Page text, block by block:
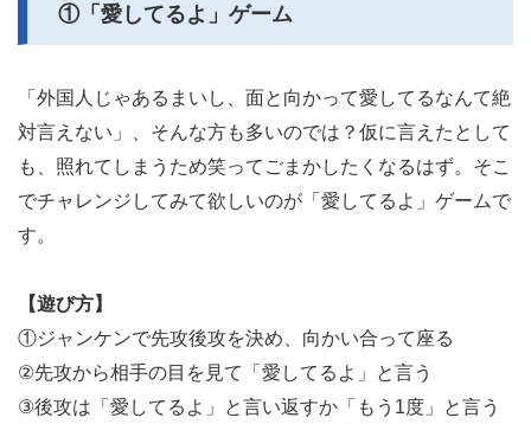
①「愛してるよ」ゲーム
「外国人じゃあるまいし、面と向かって愛してるなんて絶
対言えない」、そんな方も多いのでは？仮に言えたとして
も、照れてしまうため笑ってごまかしたくなるはず。そこ
でチャレンジしてみて欲しいのが「愛してるよ」ゲームで
す。
【遊び方】
①ジャンケンで先攻後攻を決め、向かい合って座る
②先攻から相手の目を見て「愛してるよ」と言う
③後攻は「愛してるよ」と言い返すか「もう1度」と言う